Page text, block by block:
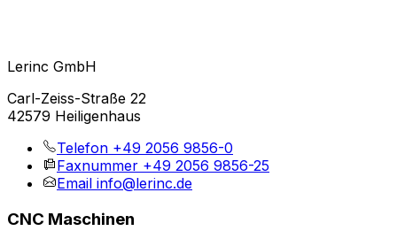
Lerinc GmbH
Carl-Zeiss-Straße 22
42579 Heiligenhaus
Telefon +49 2056 9856-0
Faxnummer +49 2056 9856-25
Email info@lerinc.de
CNC Maschinen